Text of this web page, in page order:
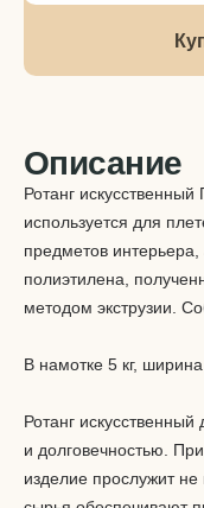
Описание
Ротанг
используется для
предметов интерьера,
полиэтилена,
методом экструзии.
В намотке 5 кг,
Ротанг
и долговечностью.
изделие прослужит